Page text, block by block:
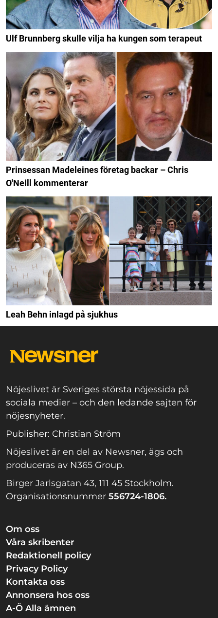
Ulf Brunnberg skulle vilja ha kungen som terapeut
Prinsessan Madeleines företag backar – Chris
O'Neill kommenterar
Leah Behn inlagd på sjukhus
Nöjeslivet är Sveriges största nöjessida på
sociala medier – och den ledande sajten för
nöjesnyheter.
Publisher: Christian Ström
Nöjeslivet är en del av Newsner, ägs och
produceras av N365 Group.
Birger Jarlsgatan 43, 111 45 Stockholm.
Organisationsnummer 556724-1806.
Om oss
Våra skribenter
Redaktionell policy
Privacy Policy
Kontakta oss
Annonsera hos oss
A-Ö Alla ämnen